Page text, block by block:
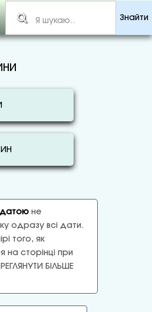
Знайти
датою не
одразу всі дати.
того, як
на сторінці при
БІЛЬШЕ